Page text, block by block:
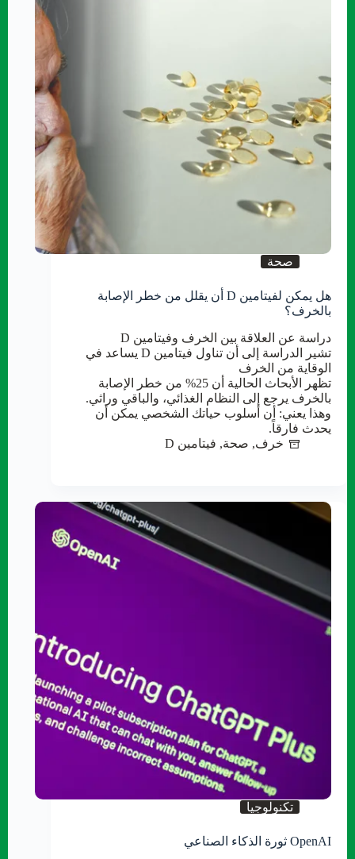
صحة
هل يمكن لفيتامين D أن يقلل من خطر الإصابة
بالخرف؟
دراسة عن العلاقة بين الخرف وفيتامين D
تشير الدراسة إلى أن تناول فيتامين D يساعد في
الوقاية من الخرف
تظهر الأبحاث الحالية أن 25% من خطر الإصابة
بالخرف يرجع إلى النظام الغذائي، والباقي وراثي.
وهذا يعني: أن أسلوب حياتك الشخصي يمكن أن
يحدث فارقاً.
خرف, صحة, فيتامين D
تكنولوجيا
OpenAI ثورة الذكاء الصناعي